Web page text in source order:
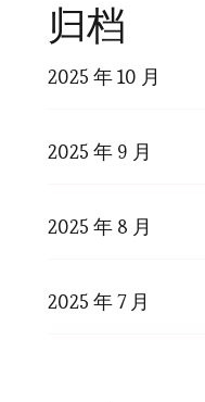
归档
2025 年 10 月
2025 年 9 月
2025 年 8 月
2025 年 7 月